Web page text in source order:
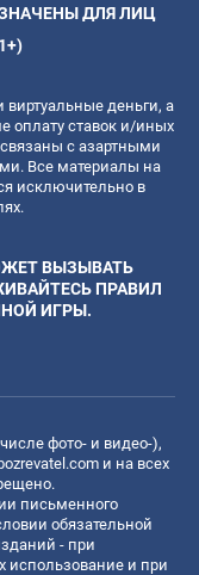
ДЛЯ ЛИЦ
деньги, а
оплату ставок и/иных
с азартными
Все материалы на
исключительно в
ВЫЗЫВАТЬ
ПРАВИЛ
ИГРЫ.
фото- и видео-),
и на всех
письменного
обязательной
- при
использование и при